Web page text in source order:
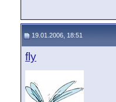
19.01.2006, 18:51
fly